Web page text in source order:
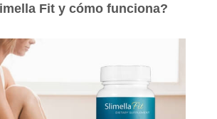
Fit y cómo funciona?